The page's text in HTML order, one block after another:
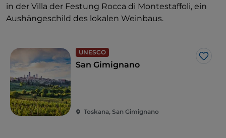
in der Villa der Festung Rocca di Montestaffoli, ein
Aushängeschild des lokalen Weinbaus.
UNESCO
Like
San Gimignano
Toskana, San Gimignano